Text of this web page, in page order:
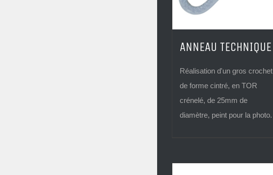
ANNEAU TECHNIQUE
Réalisation d'un gros crochet
de forme cintré, en TOR
crénelé, de 25mm de
diamètre, peint pour la photo.